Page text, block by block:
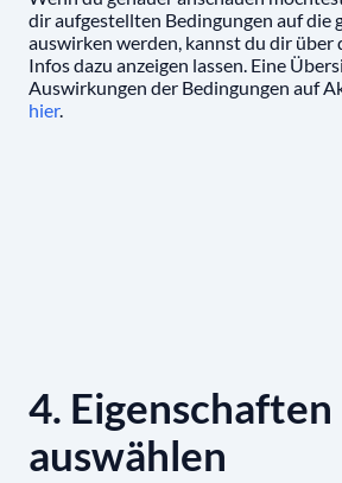
dir aufgestellten Bedingungen auf die
auswirken werden, kannst du dir über
Infos dazu anzeigen lassen. Eine
Auswirkungen der Bedingungen auf
hier.
4. Eigenschaften
auswählen